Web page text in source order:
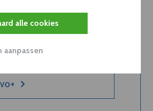
alle cookies
aanpassen
maar dat men u ook
u het maximale te halen uit